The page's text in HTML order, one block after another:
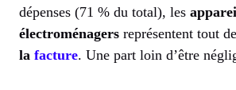
dépenses (71 % du total), les
électroménagers représentent tout
la facture. Une part loin d’être